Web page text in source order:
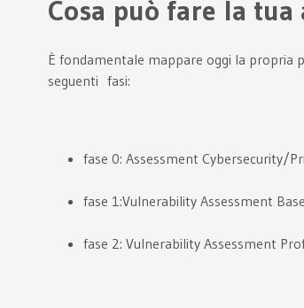
Cosa può fare la tua
È fondamentale mappare oggi la propria
seguenti fasi:
fase 0: Assessment Cybersecurity/
fase 1:Vulnerability Assessment Base
fase 2: Vulnerability Assessment